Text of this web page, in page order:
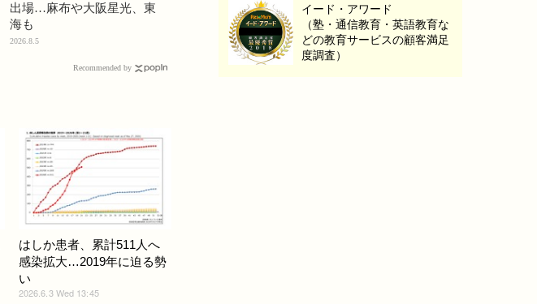
出場…麻布や大阪星光、東
海も
2026.8.5
Recommended by
はしか患者、累計511人へ
感染拡大…2019年に迫る勢
い
2026.6.3 Wed 13:45
イード・アワード
（塾・通信教育・英語教育な
どの教育サービスの顧客満足
度調査）